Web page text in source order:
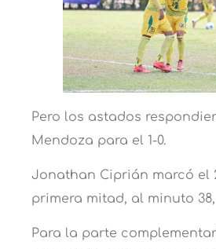
Pero los astados
Mendoza para el 1-0.
Jonathan Ciprián marcó el
primera mitad, al minuto
Para la parte